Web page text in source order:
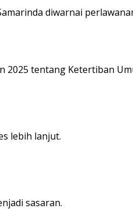
diwarnai
2025 tentang Ketertiban
lebih lanjut.
sasaran.